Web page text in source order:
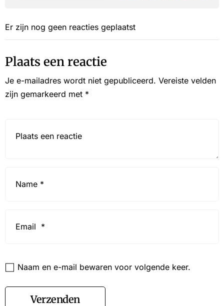
Er zijn nog geen reacties geplaatst
Plaats een reactie
Je e-mailadres wordt niet gepubliceerd. Vereiste velden
zijn gemarkeerd met *
Naam en e-mail bewaren voor volgende keer.
Verzenden